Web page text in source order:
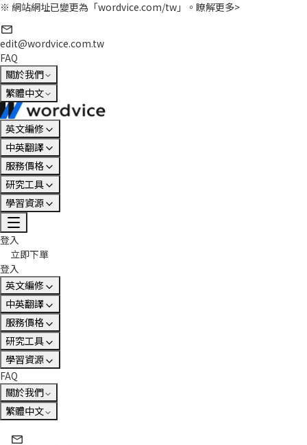
※ 網站網址已變更為「wordvice.com/tw」。 瞭解更多>
edit@wordvice.com.tw
FAQ
關於我們
繁體中文
英文編修
中英翻譯
服務價格
研究工具
學習資源
登入
立即下單
登入
英文編修
中英翻譯
服務價格
研究工具
學習資源
FAQ
關於我們
繁體中文